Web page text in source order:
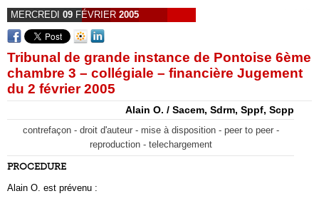
MERCREDI 09 FÉVRIER 2005
Tribunal de grande instance de Pontoise 6ème
chambre 3 – collégiale – financière Jugement
du 2 février 2005
Alain O. / Sacem, Sdrm, Sppf, Scpp
contrefaçon - droit d'auteur - mise à disposition - peer to peer -
reproduction - telechargement
PROCEDURE
Alain O. est prévenu :